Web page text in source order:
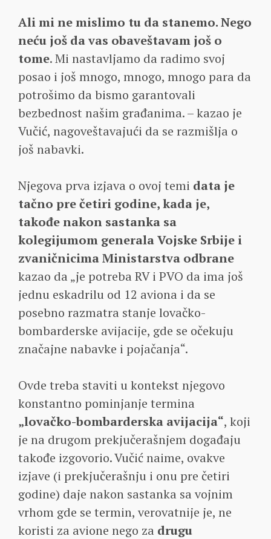
Ali mi ne mislimo tu da stanemo. Nego
neću još da vas obaveštavam još o
tome. Mi nastavljamo da radimo svoj
posao i još mnogo, mnogo, mnogo para da
potrošimo da bismo garantovali
bezbednost našim građanima. – kazao je
Vučić, nagoveštavajući da se razmišlja o
još nabavki.
Njegova prva izjava o ovoj temi data je
tačno pre četiri godine, kada je,
takođe nakon sastanka sa
kolegijumom generala Vojske Srbije i
zvaničnicima Ministarstva odbrane
kazao da „je potreba RV i PVO da ima još
jednu eskadrilu od 12 aviona i da se
posebno razmatra stanje lovačko-
bombarderske avijacije, gde se očekuju
značajne nabavke i pojačanja“.
Ovde treba staviti u kontekst njegovo
konstantno pominjanje termina
„lovačko-bombarderska avijacija“, koji
je na drugom prekjučerašnjem događaju
takođe izgovorio. Vučić naime, ovakve
izjave (i prekjučerašnju i onu pre četiri
godine) daje nakon sastanka sa vojnim
vrhom gde se termin, verovatnije je, ne
koristi za avione nego za drugu